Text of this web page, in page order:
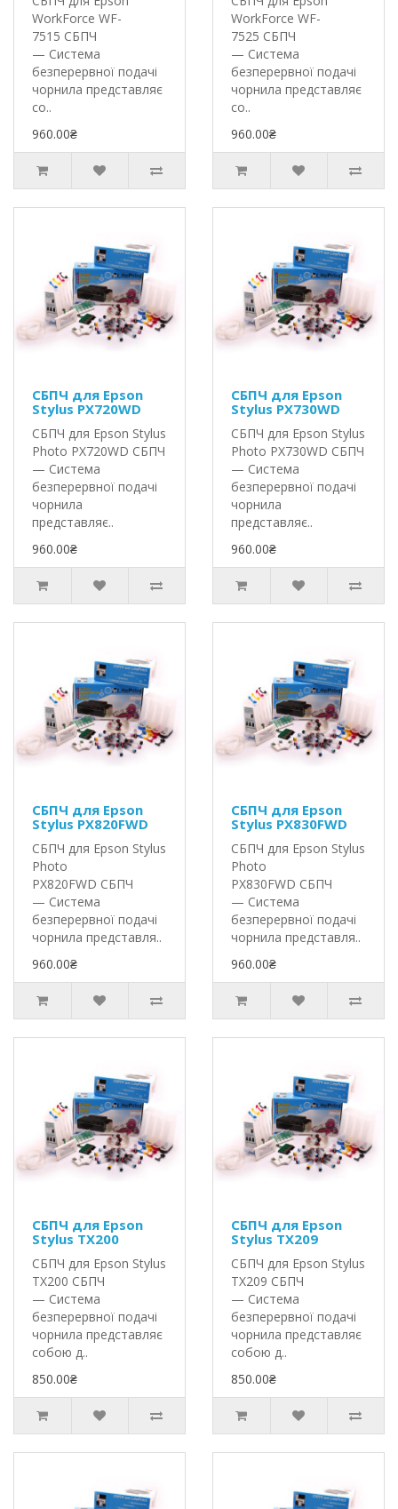
WorkForce WF-
7515 СБПЧ
— Система
безперервної подачі
чорнила представляє
со..
960.00₴
WorkForce WF-
7525 СБПЧ
— Система
безперервної подачі
чорнила представляє
со..
960.00₴
СБПЧ для Epson
Stylus PX720WD
СБПЧ для Epson Stylus
Photo PX720WD СБПЧ
— Система
безперервної подачі
чорнила
представляє..
960.00₴
СБПЧ для Epson
Stylus PX730WD
СБПЧ для Epson Stylus
Photo PX730WD СБПЧ
— Система
безперервної подачі
чорнила
представляє..
960.00₴
СБПЧ для Epson
Stylus PX820FWD
СБПЧ для Epson Stylus
Photo
PX820FWD СБПЧ
— Система
безперервної подачі
чорнила представля..
960.00₴
СБПЧ для Epson
Stylus PX830FWD
СБПЧ для Epson Stylus
Photo
PX830FWD СБПЧ
— Система
безперервної подачі
чорнила представля..
960.00₴
СБПЧ для Epson
Stylus TX200
СБПЧ для Epson Stylus
TX200 СБПЧ
— Система
безперервної подачі
чорнила представляє
собою д..
850.00₴
СБПЧ для Epson
Stylus TX209
СБПЧ для Epson Stylus
TX209 СБПЧ
— Система
безперервної подачі
чорнила представляє
собою д..
850.00₴